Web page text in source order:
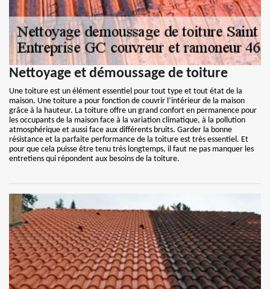
Nettoyage et démoussage de toiture
Une toiture est un élément essentiel pour tout type et tout état de la
maison. Une toiture a pour fonction de couvrir l’intérieur de la maison
grâce à la hauteur. La toiture offre un grand confort en permanence pour
les occupants de la maison face à la variation climatique, à la pollution
atmosphérique et aussi face aux différents bruits. Garder la bonne
résistance et la parfaite performance de la toiture est très essentiel. Et
pour que cela puisse être tenu très longtemps, il faut ne pas manquer les
entretiens qui répondent aux besoins de la toiture.